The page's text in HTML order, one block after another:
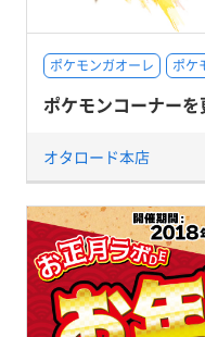
ポケモンガオーレ ポケ
ポケモンコーナー
オタロード本店